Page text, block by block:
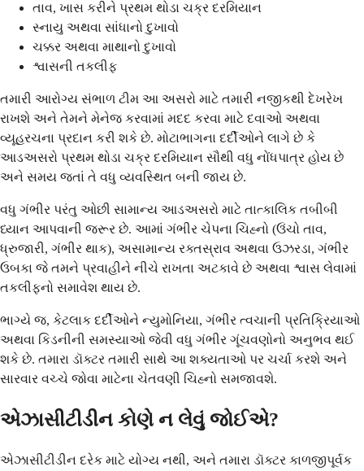
તાવ, ખાસ કરીને પ્રથમ થોડા ચક્ર દરમિયાન
સ્નાયુ અથવા સાંધાનો દુખાવો
ચક્કર અથવા માથાનો દુખાવો
શ્વાસની તકલીફ
તમારી આરોગ્ય સંભાળ ટીમ આ અસરો માટે તમારી નજીકથી દેખરેખ
રાખશે અને તેમને મેનેજ કરવામાં મદદ કરવા માટે દવાઓ અથવા
વ્યૂહરચના પ્રદાન કરી શકે છે. મોટાભાગના દર્દીઓને લાગે છે કે
આડઅસરો પ્રથમ થોડા ચક્ર દરમિયાન સૌથી વધુ નોંધપાત્ર હોય છે
અને સમય જતાં તે વધુ વ્યવસ્થિત બની જાય છે.
વધુ ગંભીર પરંતુ ઓછી સામાન્ય આડઅસરો માટે તાત્કાલિક તબીબી
ધ્યાન આપવાની જરૂર છે. આમાં ગંભીર ચેપના ચિહ્નો (ઉંચો તાવ,
ધ્રુજારી, ગંભીર થાક), અસામાન્ય રક્તસ્રાવ અથવા ઉઝરડા, ગંભીર
ઉબકા જે તમને પ્રવાહીને નીચે રાખતા અટકાવે છે અથવા શ્વાસ લેવામાં
તકલીફનો સમાવેશ થાય છે.
ભાગ્યે જ, કેટલાક દર્દીઓને ન્યુમોનિયા, ગંભીર ત્વચાની પ્રતિક્રિયાઓ
અથવા કિડનીની સમસ્યાઓ જેવી વધુ ગંભીર ગૂંચવણોનો અનુભવ થઈ
શકે છે. તમારા ડૉક્ટર તમારી સાથે આ શક્યતાઓ પર ચર્ચા કરશે અને
સારવાર વચ્ચે જોવા માટેના ચેતવણી ચિહ્નો સમજાવશે.
એઝાસીટીડીન કોણે ન લેવું જોઈએ?
એઝાસીટીડીન દરેક માટે યોગ્ય નથી, અને તમારા ડૉક્ટર કાળજીપૂર્વક